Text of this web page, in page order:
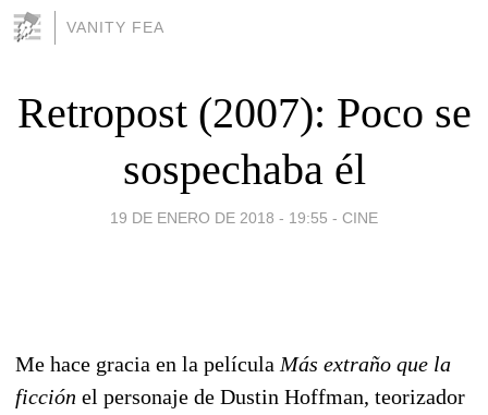
VANITY FEA
Retropost (2007): Poco se
sospechaba él
19 DE ENERO DE 2018 - 19:55 - CINE
Me hace gracia en la película Más extraño que la
ficción el personaje de Dustin Hoffman, teorizador